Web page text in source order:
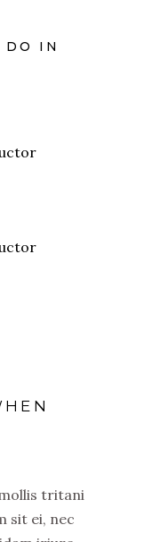
DO IN
tritani
sit ei, nec